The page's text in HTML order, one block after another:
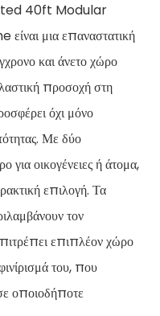
40ft Modular
μια επαναστατική
και άνετο χώρο
προσοχή στη
όχι μόνο
Με δύο
οικογένειες ή άτομα,
επιλογή. Τα
τον
επιπλέον χώρο
του, που
οποιοδήποτε